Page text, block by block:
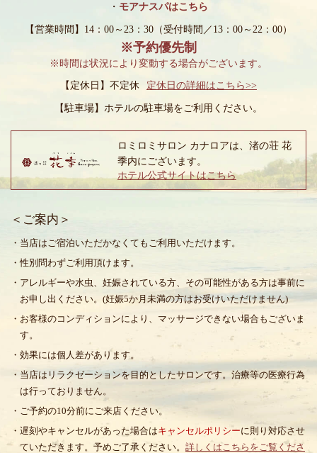
・ モアナスパはこちら
【営業時間】14：00～23：30 （受付時間／13：00～22：00）
※予約優先制
※時間は状況により変動する場合がございます。
【定休日】不定休 定休日の詳細はこちら>>
【駐車場】 ホテルの駐車場をご利用ください。
ロミロミサロン カナロアは、渚の荘 花
季内にございます。
ホテル公式サイトはこちら
＜ご案内＞
・当店はご宿泊いただかなくてもご利用いただけます。
・性別問わずご利用頂けます。
・アレルギーや水虫、妊娠されている方、その可能性がある方は事前に
お申し出ください。(妊娠5か月未満の方はお受けいただけません)
・お客様のコンディションにより、マッサージできない場合もございま
す。
・効果には個人差があります。
・当店はリラクゼーションを目的としたサロンです。治療等の医療行為
は行っておりません。
・ご予約の10分前にご来店ください。
・遅刻やキャンセルがあった場合はキャンセルポリシーに則り対応させ
ていただきます。予めご了承ください。 詳しくはこちらをご覧くださ